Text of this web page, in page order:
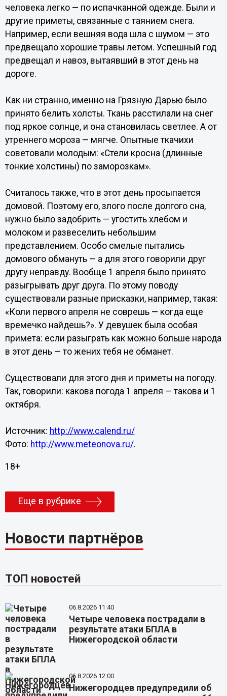
человека легко — по испачканной одежде. Были и
другие приметы, связанные с таянием снега.
Например, если вешняя вода шла с шумом — это
предвещало хорошие травы летом. Успешный год
предвещал и навоз, вытаявший в этот день на
дороге.
Как ни странно, именно на Грязную Дарью было
принято белить холсты. Ткань расстилали на снег
под яркое солнце, и она становилась светлее. А от
утреннего мороза — мягче. Опытные ткачихи
советовали молодым: «Стели кросна (длинные
тонкие холстины) по заморозкам».
Считалось также, что в этот день просыпается
домовой. Поэтому его, злого после долгого сна,
нужно было задобрить — угостить хлебом и
молоком и развеселить небольшим
представлением. Особо смелые пытались
домового обмануть — а для этого говорили друг
другу неправду. Вообще 1 апреля было принято
разыгрывать друг друга. По этому поводу
существовали разные присказки, например, такая:
«Коли первого апреля не соврешь — когда еще
времечко найдешь?». У девушек была особая
примета: если разыграть как можно больше народа
в этот день — то жених тебя не обманет.
Существовали для этого дня и приметы на погоду.
Так, говорили: какова погода 1 апреля — такова и 1
октября.
Источник: http://www.calend.ru/
Фото: http://www.meteonova.ru/.
18+
Еще в рубрике
Новости партнёров
ТОП новостей
06.8.2026 11:40
Четыре человека пострадали в
результате атаки БПЛА в
Нижегородской области
06.8.2026 12:00
Нижегородцев предупредили об